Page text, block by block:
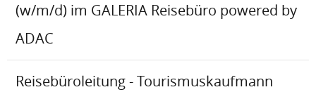
(w/m/d) im GALERIA Reisebüro powered by
ADAC
Reisebüroleitung - Tourismuskaufmann